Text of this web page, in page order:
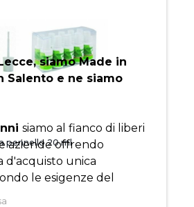
pennello 20 ml
SUCCESSO
siamo Made in
Salento e ne siamo
siamo al fianco di liberi
aziende offrendo
d'acquisto unica
le esigenze del